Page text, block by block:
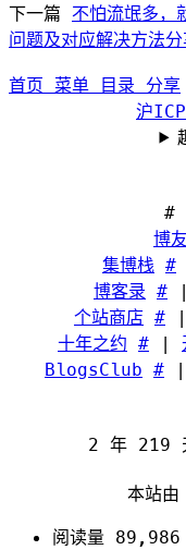
下一篇 不怕流氓多，
问题及对应解决方法
首页 菜单 目录 分享
沪
#
博
集博栈 #
博客录 #
个站商店 # |
十年之约 # |
BlogsClub # |
2 年 219
本站由
阅读量 89,986